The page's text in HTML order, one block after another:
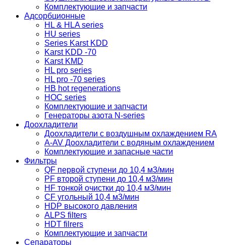
Комплектующие и запчасти
Адсорбционные
HL & HLA series
HU series
Series Karst KDD
Karst KDD -70
Karst KMD
HL pro series
HL pro -70 series
HB hot regenerations
HOC series
Комплектующие и запчасти
Генераторы азота N-series
Доохладители
Доохладители с воздушным охлаждением RA
A-AV Доохладители с водяным охлаждением
Комплектующие и запасные части
Фильтры
QF первой ступени до 10,4 м3/мин
PF второй ступени до 10,4 м3/мин
HF тонкой очистки до 10,4 м3/мин
CF угольный 10,4 м3/мин
HDP высокого давления
ALPS filters
HDT filrers
Комплектующие и запчасти
Сепараторы